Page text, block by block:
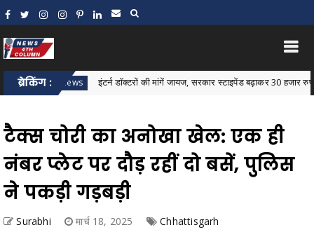
ब्रेकिंग :
News इंटर्न डॉक्टरों की मांगें जायज, सरकार स्टाइपेंड बढ़ाकर 30 हजार रुपये करे:
टैक्स चोरी का अनोखा खेल: एक ही
नंबर प्लेट पर दौड़ रहीं दो बसें, पुलिस
ने पकड़ी गड़बड़ी
Surabhi मार्च 18, 2025 Chhattisgarh